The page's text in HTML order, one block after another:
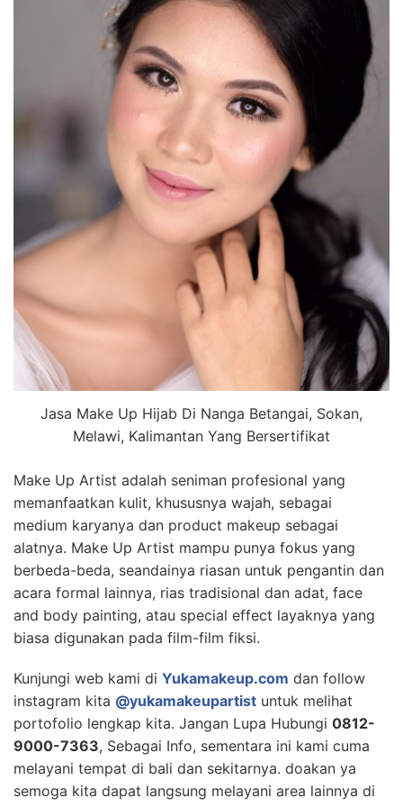
Jasa Make Up Hijab Di Nanga Betangai, Sokan,
Melawi, Kalimantan Yang Bersertifikat
Make Up Artist adalah seniman profesional yang
memanfaatkan kulit, khususnya wajah, sebagai
medium karyanya dan product makeup sebagai
alatnya. Make Up Artist mampu punya fokus yang
berbeda-beda, seandainya riasan untuk pengantin dan
acara formal lainnya, rias tradisional dan adat, face
and body painting, atau special effect layaknya yang
biasa digunakan pada film-film fiksi.
Kunjungi web kami di Yukamakeup.com dan follow
instagram kita @yukamakeupartist untuk melihat
portofolio lengkap kita. Jangan Lupa Hubungi 0812-
9000-7363, Sebagai Info, sementara ini kami cuma
melayani tempat di bali dan sekitarnya. doakan ya
semoga kita dapat langsung melayani area lainnya di